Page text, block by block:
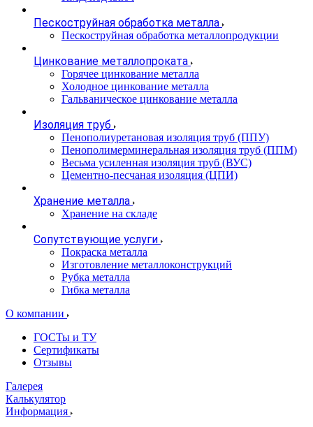
Пескоструйная обработка металла
Пескоструйная обработка металлопродукции
Цинкование металлопроката
Горячее цинкование металла
Холодное цинкование металла
Гальваническое цинкование металла
Изоляция труб
Пенополиуретановая изоляция труб (ППУ)
Пенополимерминеральная изоляция труб (ППМ)
Весьма усиленная изоляция труб (ВУС)
Цементно-песчаная изоляция (ЦПИ)
Хранение металла
Хранение на складе
Сопутствующие услуги
Покраска металла
Изготовление металлоконструкций
Рубка металла
Гибка металла
О компании
ГОСТы и ТУ
Сертификаты
Отзывы
Галерея
Калькулятор
Информация